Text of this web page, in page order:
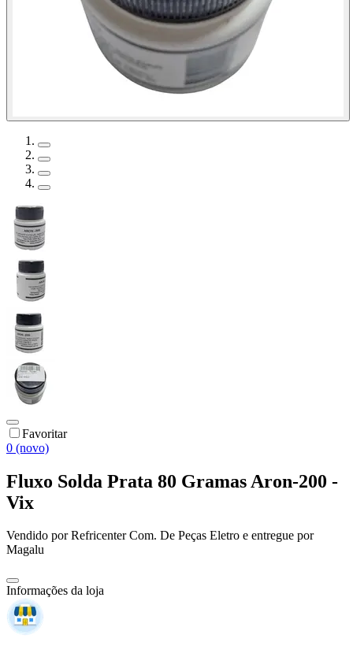
Favoritar
0 (novo)
Fluxo Solda Prata 80 Gramas Aron-200 -
Vix
Vendido porRefricenter Com. De Peças Eletro e entregue por
Magalu
Informações da loja